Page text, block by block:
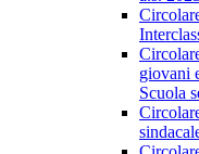
giovani
Scuola